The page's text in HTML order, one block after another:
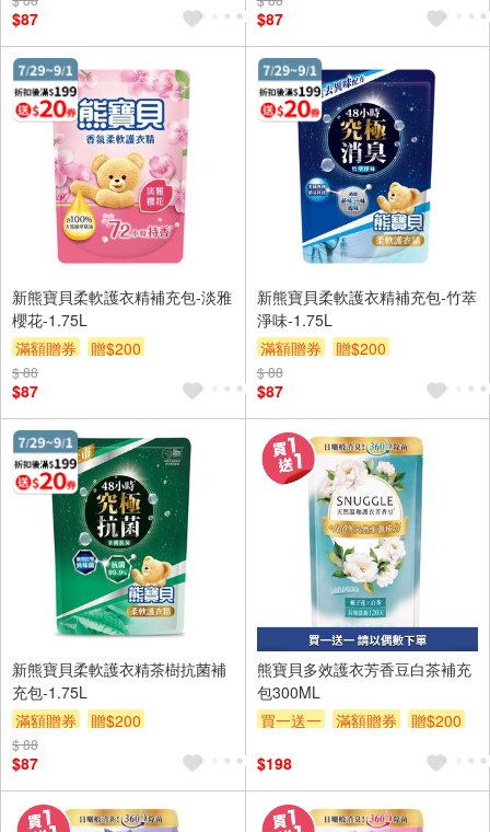
$87 $87
新熊寶貝柔軟護衣精補充包-淡雅
櫻花-1.75L
滿額贈券
贈$200
$ 88
$87
新熊寶貝柔軟護衣精補充包-竹萃
淨味-1.75L
滿額贈券
贈$200
$ 88
$87
新熊寶貝柔軟護衣精茶樹抗菌補
充包-1.75L
滿額贈券
贈$200
$ 88
$87
熊寶貝多效護衣芳香豆白茶補充
包300ML
買一送一
滿額贈券
贈$200
$198